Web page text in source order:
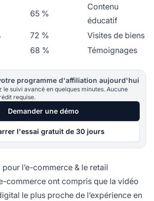
65 %
Contenu
éducatif
72 %
Visites de biens
68 % Témoignages
programme d'affiliation aujourd'hui
le suivi avancé en quelques minutes. Aucune
requise.
Demander une démo
l'essai gratuit de 30 jours
l’e-commerce & le retail
commerce ont compris que la vidéo
le plus proche de l’expérience en